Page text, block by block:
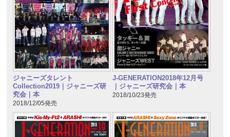
ジャニーズタレント
Collection2019｜ジャニーズ研
究会｜本
2018/12/05発売
J-GENERATION2018年12月号
｜ジャニーズ研究会｜本
2018/10/23発売